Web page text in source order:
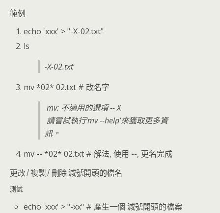
範例
echo 'xxx' > "-X-02.txt"
ls
-X-02.txt
mv *02* 02.txt # 改名字
mv: 不適用的選項 -- X
請嘗試執行‘mv --help’來獲取更多資
訊。
mv -- *02* 02.txt # 解法, 使用 --, 更名完成
更改 / 複製 / 刪除 減號開頭的檔名
測試
echo 'xxx' > "-xx" # 產生一個 減號開頭的檔案